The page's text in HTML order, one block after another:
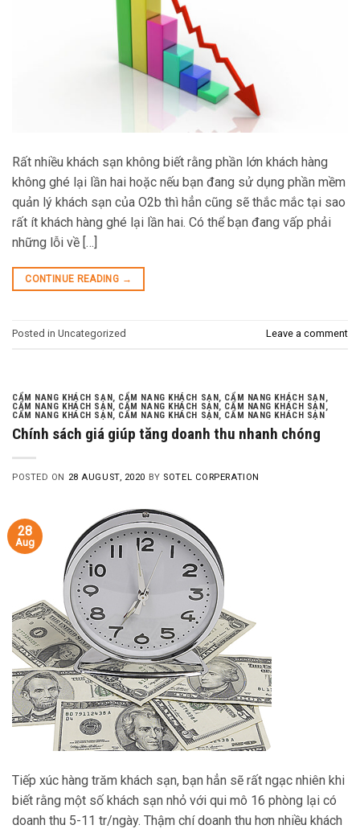
Rất nhiều khách sạn không biết rằng phần lớn khách hàng
không ghé lại lần hai hoặc nếu bạn đang sử dụng phần mềm
quản lý khách sạn của O2b thì hẳn cũng sẽ thắc mắc tại sao
rất ít khách hàng ghé lại lần hai. Có thể bạn đang vấp phải
những lỗi về […]
CONTINUE READING →
Posted in Uncategorized Leave a comment
CẨM NANG KHÁCH SẠN, CẨM NANG KHÁCH SẠN, CẨM NANG KHÁCH SẠN,
CẨM NANG KHÁCH SẠN, CẨM NANG KHÁCH SẠN, CẨM NANG KHÁCH SẠN,
CẨM NANG KHÁCH SẠN, CẨM NANG KHÁCH SẠN, CẨM NANG KHÁCH SẠN
Chính sách giá giúp tăng doanh thu nhanh chóng
POSTED ON 28 AUGUST, 2020 BY SOTEL CORPERATION
28
Aug
Tiếp xúc hàng trăm khách sạn, bạn hẳn sẽ rất ngạc nhiên khi
biết rằng một số khách sạn nhỏ với qui mô 16 phòng lại có
doanh thu 5-11 tr/ngày. Thậm chí doanh thu hơn nhiều khách